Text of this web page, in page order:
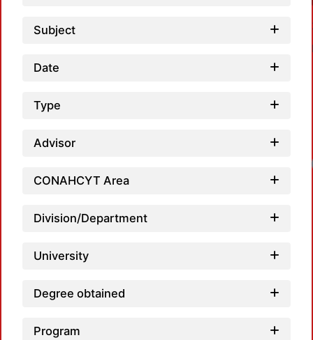
Subject
Date
Type
Advisor
CONAHCYT Area
Division/Department
University
Degree obtained
Program